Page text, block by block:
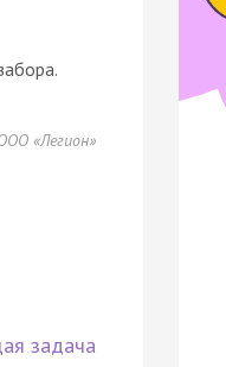
«Легион»
задача